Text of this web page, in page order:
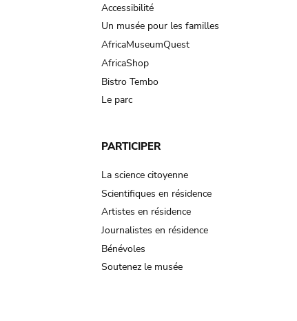
Accessibilité
Un musée pour les familles
AfricaMuseumQuest
AfricaShop
Bistro Tembo
Le parc
PARTICIPER
La science citoyenne
Scientifiques en résidence
Artistes en résidence
Journalistes en résidence
Bénévoles
Soutenez le musée